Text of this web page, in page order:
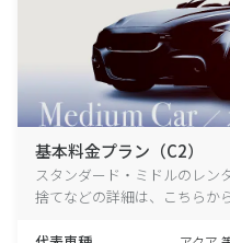
基本料金プラン（C2）
スタンダード・ミドルのレン
捨てなどの詳細は、こちらか